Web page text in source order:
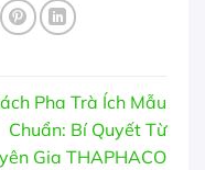
Pha Trà Ích Mẫu
Chuẩn: Bí Quyết Từ
Gia THAPHACO